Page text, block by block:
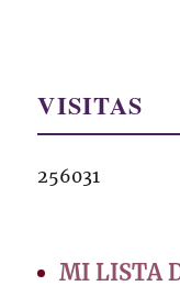
VISITAS
256031
MI LISTA